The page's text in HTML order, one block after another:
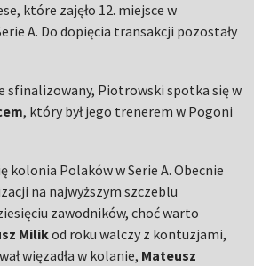
które zajęło 12. miejsce w
A. Do dopięcia transakcji pozostały
sfinalizowany, Piotrowski spotka się w
, który był jego trenerem w Pogoni
kolonia Polaków w Serie A. Obecnie
na najwyższym szczeblu
zawodników, choć warto
Milikod roku walczy z kontuzjami,
więzadła w kolanie, Mateusz